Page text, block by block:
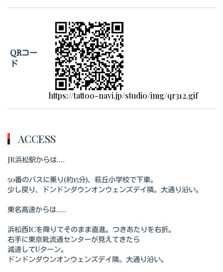
QRコー
ド
https://tattoo-navi.jp/studio/img/qr312.gif
ACCESS
JR浜松駅からは....
50番のバスに乗り(約15分)、萩丘小学校で下車。
少し戻り、ドンドンダウンオンウェンズデイ隣。大通り沿い。
東名高速からは.....
浜松西ICを降りてそのまま直進。つきあたりを右折。
右手に東京靴流通センターが見えてきたら
減速してUターン。
ドンドンダウンオンウェンズデイ隣。大通り沿い。